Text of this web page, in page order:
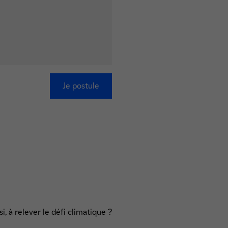
Je postule
à relever le défi climatique ?